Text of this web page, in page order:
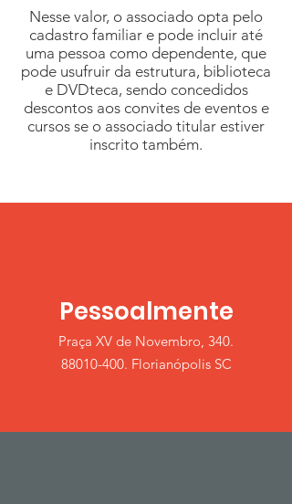
Nesse valor, o associado opta pelo
cadastro familiar e pode incluir até
uma pessoa como dependente, que
pode usufruir da estrutura, biblioteca
e DVDteca, sendo concedidos
descontos aos convites de eventos e
cursos se o associado titular estiver
inscrito também.
Pessoalmente
Praça XV de Novembro, 340.
88010-400. Florianópolis SC